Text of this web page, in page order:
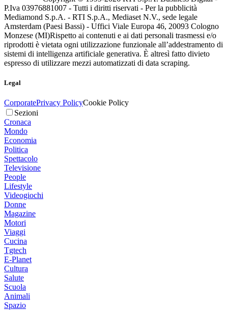
P.Iva 03976881007 - Tutti i diritti riservati - Per la pubblicità
Mediamond S.p.A. - RTI S.p.A., Mediaset N.V., sede legale
Amsterdam (Paesi Bassi) - Uffici Viale Europa 46, 20093 Cologno
Monzese (MI)Rispetto ai contenuti e ai dati personali trasmessi e/o
riprodotti è vietata ogni utilizzazione funzionale all’addestramento di
sistemi di intelligenza artificiale generativa. È altresì fatto divieto
espresso di utilizzare mezzi automatizzati di data scraping.
Legal
CorporatePrivacy PolicyCookie Policy
Sezioni
Cronaca
Mondo
Economia
Politica
Spettacolo
Televisione
People
Lifestyle
Videogiochi
Donne
Magazine
Motori
Viaggi
Cucina
Tgtech
E-Planet
Cultura
Salute
Scuola
Animali
Spazio